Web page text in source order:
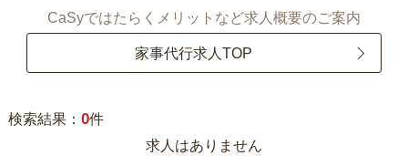
CaSyではたらくメリットなど求人概要のご案内
家事代行求人TOP
検索結果： 0件
求人はありません